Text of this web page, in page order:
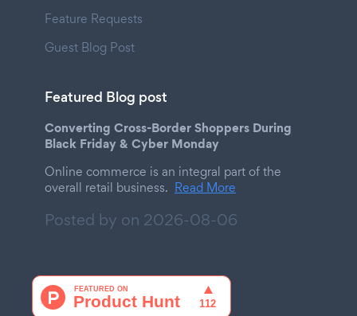
Feature Requests
Guest Blog Post
Featured Blog post
Converting Cross-Border Shoppers During
Black Friday & Cyber Monday
Online commerce is an integral part of the
overall retail business. Read More
Posted by on 2026-08-06